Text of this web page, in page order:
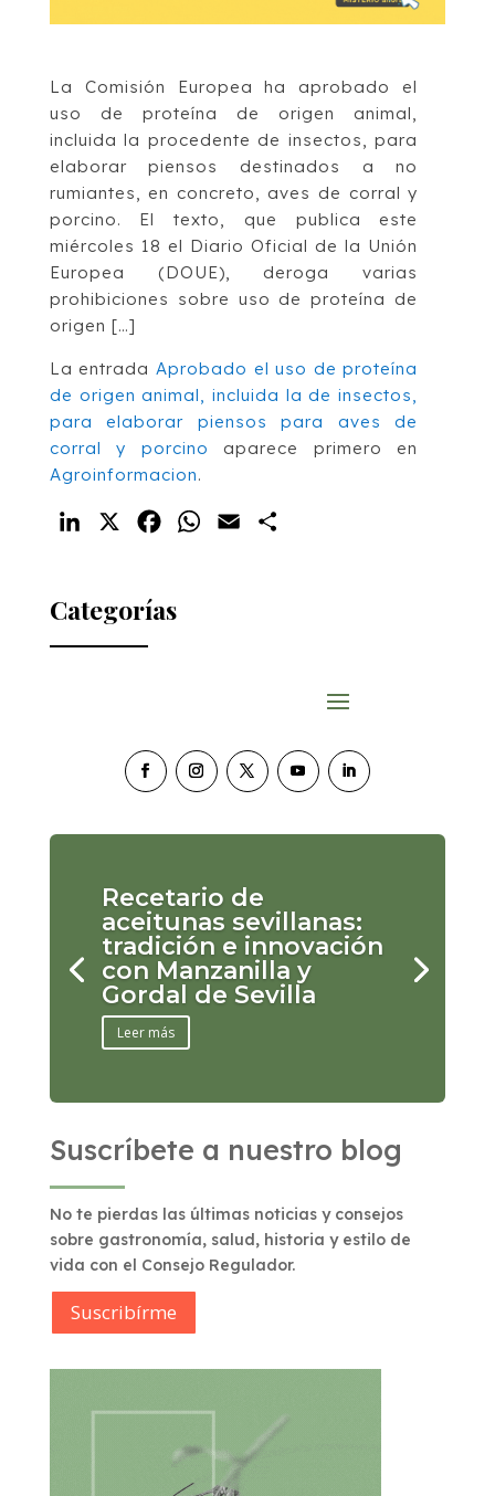
La Comisión Europea ha aprobado el
uso de proteína de origen animal,
incluida la procedente de insectos, para
elaborar piensos destinados a no
rumiantes, en concreto, aves de corral y
porcino. El texto, que publica este
miércoles 18 el Diario Oficial de la Unión
Europea (DOUE), deroga varias
prohibiciones sobre uso de proteína de
origen […]
La entrada Aprobado el uso de proteína
de origen animal, incluida la de insectos,
para elaborar piensos para aves de
corral y porcino aparece primero en
Agroinformacion.
LinkedIn FacebookWhatsApp
Email
Categorías
Recetario de
aceitunas sevillanas:
tradición e innovación
con Manzanilla y
Gordal de Sevilla
Leer más
Suscríbete a nuestro blog
No te pierdas las últimas noticias y consejos
sobre gastronomía, salud, historia y estilo de
vida con el Consejo Regulador.
Suscribírme